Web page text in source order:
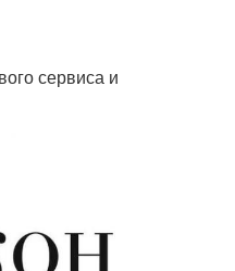
сервиса и